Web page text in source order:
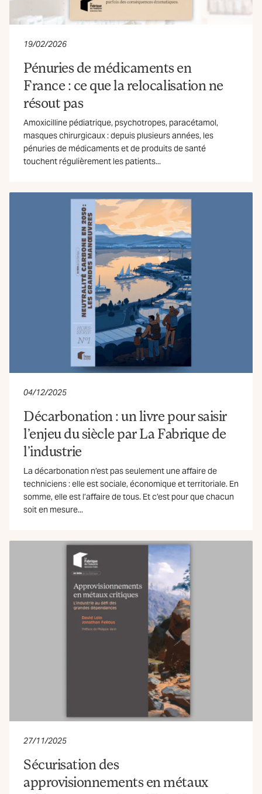
19/02/2026
Pénuries de médicaments en
France : ce que la relocalisation ne
résout pas
Amoxicilline pédiatrique, psychotropes, paracétamol,
masques chirurgicaux : depuis plusieurs années, les
pénuries de médicaments et de produits de santé
touchent régulièrement les patients...
04/12/2025
Décarbonation : un livre pour saisir
l’enjeu du siècle par La Fabrique de
l’industrie
La décarbonation n’est pas seulement une affaire de
techniciens : elle est sociale, économique et territoriale. En
somme, elle est l’affaire de tous. Et c’est pour que chacun
soit en mesure...
27/11/2025
Sécurisation des
approvisionnements en métaux